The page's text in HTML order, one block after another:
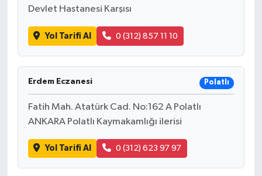
Devlet Hastanesi Karşısı
Yol Tarifi Al 0 (312) 857 11 10
Erdem Eczanesi Polatlı
Fatih Mah. Atatürk Cad. No:162 A Polatlı
ANKARA Polatlı Kaymakamlığı ilerisi
Yol Tarifi Al 0 (312) 623 97 97